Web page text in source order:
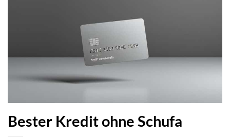
Bester Kredit ohne Schufa